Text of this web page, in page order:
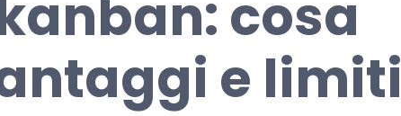
cosa
e limiti